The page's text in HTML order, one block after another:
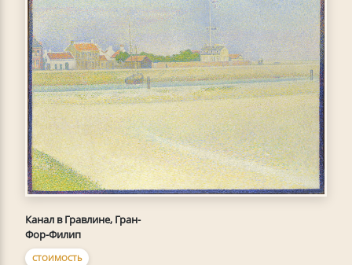
Канал в Гравлине, Гран-
Фор-Филип
СТОИМОСТЬ